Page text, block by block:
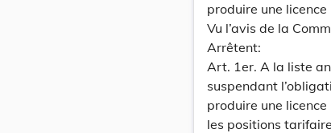
produire une
Vu l’avis de la
Arrêtent:
Art. 1er. A la liste
suspendant
produire une
les positions